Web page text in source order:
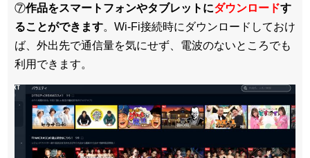
⑦作品をスマートフォンやタブレットにダウンロードす
ることができます。Wi-Fi接続時にダウンロードしておけ
ば、外出先で通信量を気にせず、電波のないところでも
利用できます。